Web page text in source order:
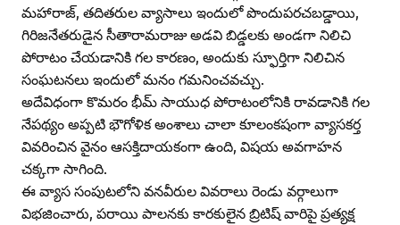
మహారాజ్‌, తదితరుల వ్యాసాలు ఇందులో పొందుపరచబడ్డాయి,
గిరిజనేతరుడైన సీతారామరాజు అడవి బిడ్డలకు అండగా నిలిచి
పోరాటం చేయడానికి గల కారణం, అందుకు స్ఫూర్తిగా నిలిచిన
సంఘటనలు ఇందులో మనం గమనించవచ్చు.
అదేవిధంగా కొమరం భీమ్‌ సాయుధ పోరాటంలోనికి రావడానికి గల
నేపథ్యం అప్పటి భౌగోళిక అంశాలు చాలా కూలంకషంగా వ్యాసకర్త
వివరించిన వైనం ఆసక్తిదాయకంగా ఉంది, విషయ అవగాహన
చక్కగా సాగింది.
ఈ వ్యాస సంపుటలోని వనవీరుల వివరాలు రెండు వర్గాలుగా
విభజించారు, పరాయి పాలనకు కారకులైన బ్రిటిష్‌ వారిపై ప్రత్యక్ష